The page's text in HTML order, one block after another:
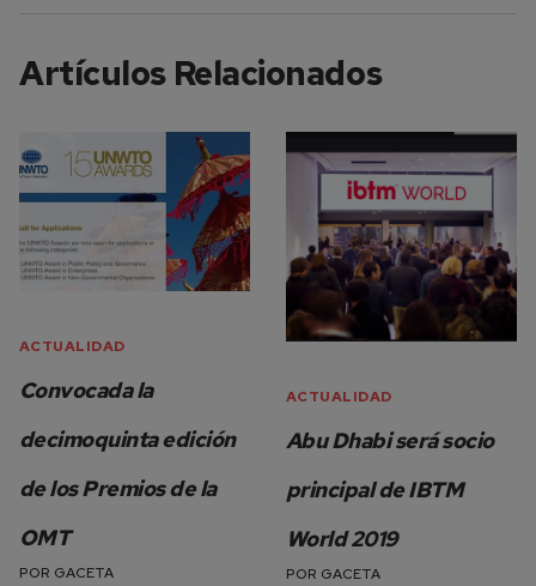
Artículos Relacionados
ACTUALIDAD
Convocada la
decimoquinta edición
de los Premios de la
OMT
POR GACETA
ACTUALIDAD
Abu Dhabi será socio
principal de IBTM
World 2019
POR GACETA